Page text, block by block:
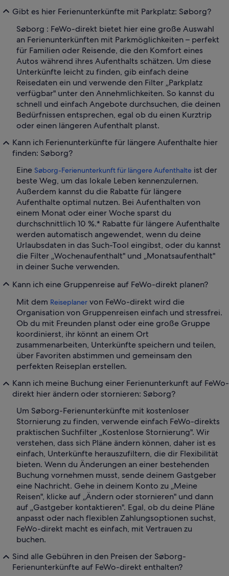
Gibt es hier Ferienunterkünfte mit Parkplatz: Søborg?
Søborg : FeWo-direkt bietet hier eine große Auswahl
an Ferienunterkünften mit Parkmöglichkeiten – perfekt
für Familien oder Reisende, die den Komfort eines
Autos während ihres Aufenthalts schätzen. Um diese
Unterkünfte leicht zu finden, gib einfach deine
Reisedaten ein und verwende den Filter „Parkplatz
verfügbar" unter den Annehmlichkeiten. So kannst du
schnell und einfach Angebote durchsuchen, die deinen
Bedürfnissen entsprechen, egal ob du einen Kurztrip
oder einen längeren Aufenthalt planst.
Kann ich Ferienunterkünfte für längere Aufenthalte hier
finden: Søborg?
Eine Søborg-Ferienunterkunft für längere Aufenthalte ist der
beste Weg, um das lokale Leben kennenzulernen.
Außerdem kannst du die Rabatte für längere
Aufenthalte optimal nutzen. Bei Aufenthalten von
einem Monat oder einer Woche sparst du
durchschnittlich 10 %.* Rabatte für längere Aufenthalte
werden automatisch angewendet, wenn du deine
Urlaubsdaten in das Such-Tool eingibst, oder du kannst
die Filter „Wochenaufenthalt" und „Monatsaufenthalt"
in deiner Suche verwenden.
Kann ich eine Gruppenreise auf FeWo-direkt planen?
Mit dem Reiseplaner von FeWo-direkt wird die
Organisation von Gruppenreisen einfach und stressfrei.
Ob du mit Freunden planst oder eine große Gruppe
koordinierst, ihr könnt an einem Ort
zusammenarbeiten, Unterkünfte speichern und teilen,
über Favoriten abstimmen und gemeinsam den
perfekten Reiseplan erstellen.
Kann ich meine Buchung einer Ferienunterkunft auf FeWo-
direkt hier ändern oder stornieren: Søborg?
Um Søborg-Ferienunterkünfte mit kostenloser
Stornierung zu finden, verwende einfach FeWo-direkts
praktischen Suchfilter „Kostenlose Stornierung". Wir
verstehen, dass sich Pläne ändern können, daher ist es
einfach, Unterkünfte herauszufiltern, die dir Flexibilität
bieten. Wenn du Änderungen an einer bestehenden
Buchung vornehmen musst, sende deinem Gastgeber
eine Nachricht. Gehe in deinem Konto zu „Meine
Reisen", klicke auf „Ändern oder stornieren" und dann
auf „Gastgeber kontaktieren". Egal, ob du deine Pläne
anpasst oder nach flexiblen Zahlungsoptionen suchst,
FeWo-direkt macht es einfach, mit Vertrauen zu
buchen.
Sind alle Gebühren in den Preisen der Søborg-
Ferienunterkünfte auf FeWo-direkt enthalten?